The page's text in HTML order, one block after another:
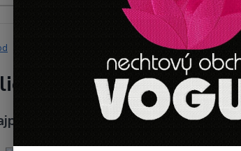
KOZMETIKA PROFESIONÁLNA Kozmetické
na kožičky a